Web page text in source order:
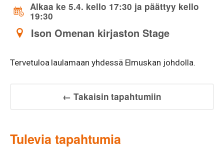
Alkaa ke 5.4. kello 17:30 ja päättyy kello
19:30
Ison Omenan kirjaston Stage
Tervetuloa laulamaan yhdessä Elmuskan johdolla.
← Takaisin tapahtumiin
Tulevia tapahtumia